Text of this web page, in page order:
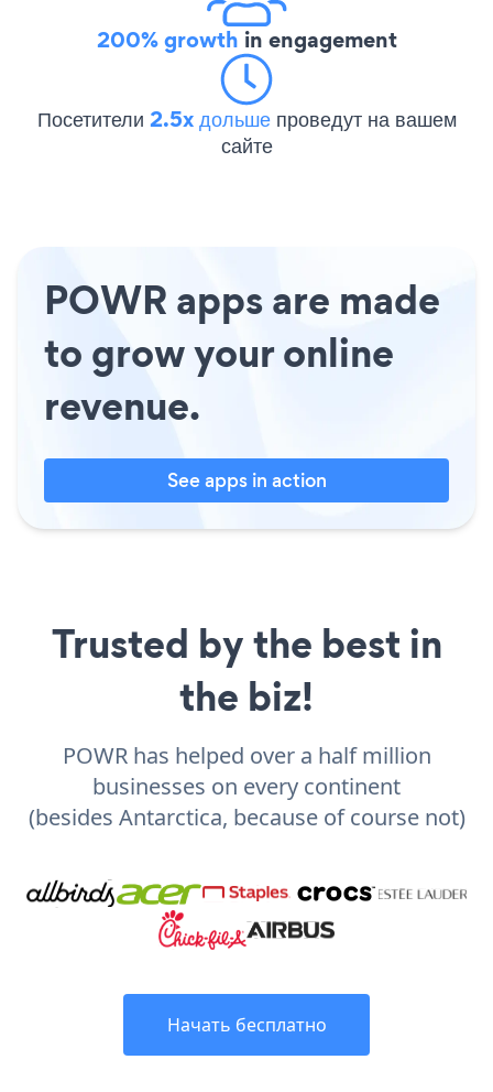
200% growth in engagement
Посетители 2.5x дольше проведут на вашем
сайте
POWR apps are made
to grow your online
revenue.
See apps in action
Trusted by the best in
the biz!
POWR has helped over a half million
businesses on every continent
(besides Antarctica, because of course not)
Начать бесплатно